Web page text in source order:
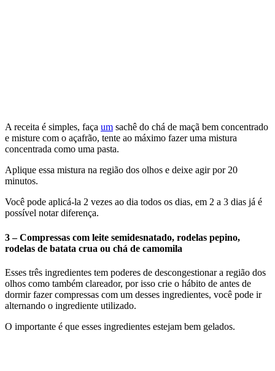
A receita é simples, faça um sachê do chá de maçã bem concentrado
e misture com o açafrão, tente ao máximo fazer uma mistura
concentrada como uma pasta.
Aplique essa mistura na região dos olhos e deixe agir por 20
minutos.
Você pode aplicá-la 2 vezes ao dia todos os dias, em 2 a 3 dias já é
possível notar diferença.
3 – Compressas com leite semidesnatado, rodelas pepino,
rodelas de batata crua ou chá de camomila
Esses três ingredientes tem poderes de descongestionar a região dos
olhos como também clareador, por isso crie o hábito de antes de
dormir fazer compressas com um desses ingredientes, você pode ir
alternando o ingrediente utilizado.
O importante é que esses ingredientes estejam bem gelados.